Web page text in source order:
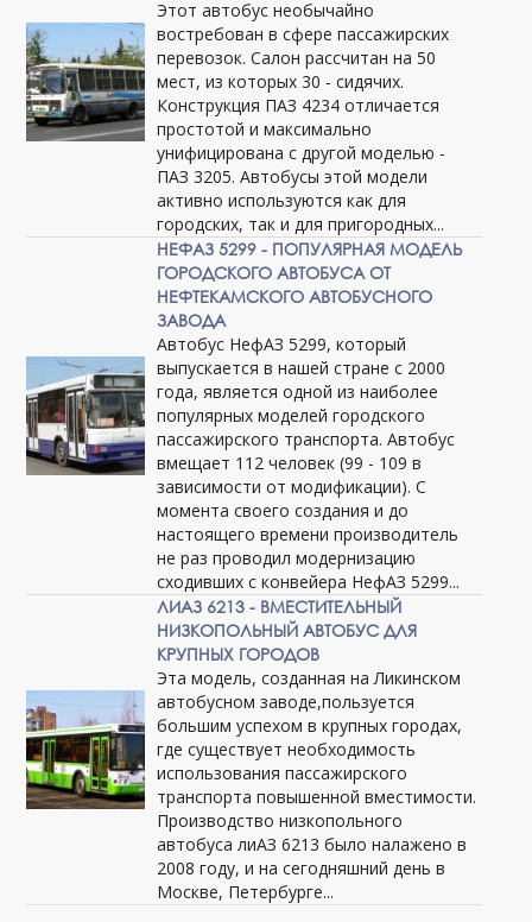
Этот автобус необычайно
востребован в сфере пассажирских
перевозок. Салон рассчитан на 50
мест, из которых 30 - сидячих.
Конструкция ПАЗ 4234 отличается
простотой и максимально
унифицирована с другой моделью -
ПАЗ 3205. Автобусы этой модели
активно используются как для
городских, так и для пригородных...
НЕФАЗ 5299 - ПОПУЛЯРНАЯ МОДЕЛЬ
ГОРОДСКОГО АВТОБУСА ОТ
НЕФТЕКАМСКОГО АВТОБУСНОГО
ЗАВОДА
Автобус НефАЗ 5299, который
выпускается в нашей стране с 2000
года, является одной из наиболее
популярных моделей городского
пассажирского транспорта. Автобус
вмещает 112 человек (99 - 109 в
зависимости от модификации). С
момента своего создания и до
настоящего времени производитель
не раз проводил модернизацию
сходивших с конвейера НефАЗ 5299...
ЛИАЗ 6213 - ВМЕСТИТЕЛЬНЫЙ
НИЗКОПОЛЬНЫЙ АВТОБУС ДЛЯ
КРУПНЫХ ГОРОДОВ
Эта модель, созданная на Ликинском
автобусном заводе,пользуется
большим успехом в крупных городах,
где существует необходимость
использования пассажирского
транспорта повышенной вместимости.
Производство низкопольного
автобуса лиАЗ 6213 было налажено в
2008 году, и на сегодняшний день в
Москве, Петербурге...